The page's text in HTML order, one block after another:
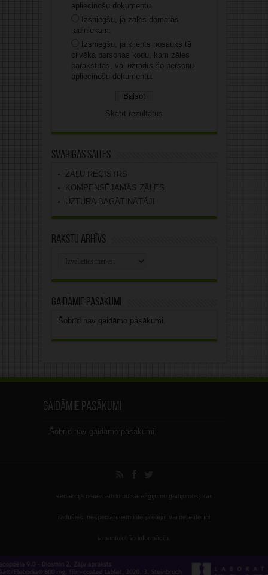
apliecinošu dokumentu.
Izsniegšu, ja zāles domātas
radiniekam.
Izsniegšu, ja klients nosauks tā
cilvēka personas kodu, kam zāles
parakstītas, vai uzrādīs šo personu
apliecinošu dokumentu.
Skatīt rezultātus
Svarīgas saites
ZĀĻU REĢISTRS
KOMPENSĒJAMĀS ZĀLES
UZTURA BAGĀTINĀTĀJI
Rakstu arhīvs
Gaidāmie pasākumi
Šobrīd nav gaidāmo pasākumi.
Gaidāmie pasākumi
Šobrīd nav gaidāmo pasākumi.
Redakcija nenes atbildību sarežģījumu gadījumos, kas